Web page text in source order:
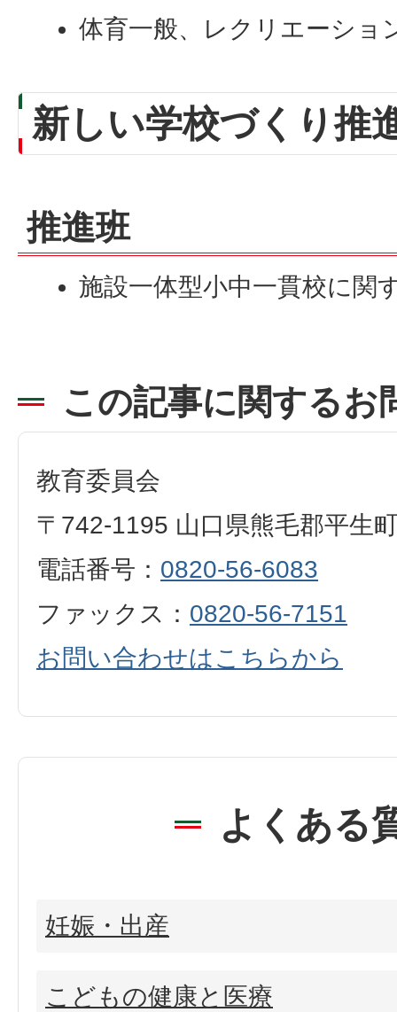
体育一般、レクリエーショ
新しい学校づくり推
推進班
施設一体型小中一貫校に関
この記事に関するお
教育委員会
〒742-1195 山口県熊毛郡平生
電話番号： 0820-56-6083
ファックス： 0820-56-7151
お問い合わせはこちらから
よくある
妊娠・出産
こどもの健康と医療